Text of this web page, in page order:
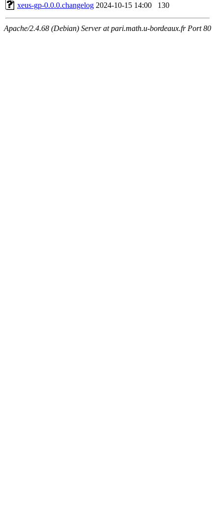
xeus-gp-0.0.0.changelog 2024-10-15 14:00 130
Apache/2.4.68 (Debian) Server at pari.math.u-bordeaux.fr Port 80